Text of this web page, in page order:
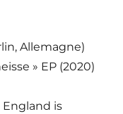
Allemagne)
» EP (2020)
England is